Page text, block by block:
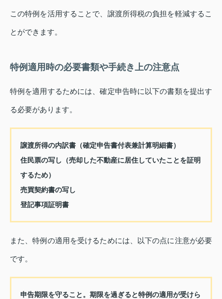
この特例を活用することで、譲渡所得税の負担を軽減するこ
とができます。
特例適用時の必要書類や手続き上の注意点
特例を適用するためには、確定申告時に以下の書類を提出す
る必要があります。
譲渡所得の内訳書（確定申告書付表兼計算明細書）
住民票の写し（売却した不動産に居住していたことを証明
するため）
売買契約書の写し
登記事項証明書
また、特例の適用を受けるためには、以下の点に注意が必要
です。
申告期限を守ること。期限を過ぎると特例の適用が受けら